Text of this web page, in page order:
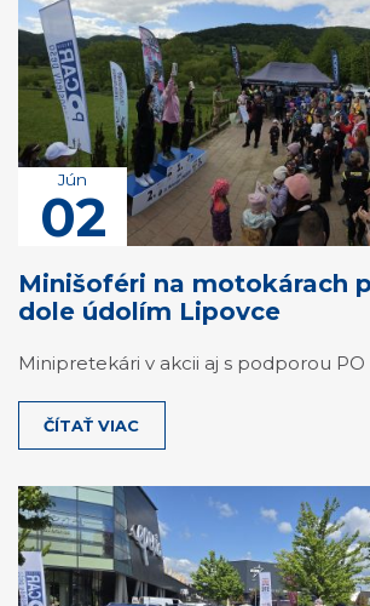
Jún
02
Minišoféri na motokárach
dole údolím Lipovce
Minipretekári v akcii aj s podporou PO
ČÍTAŤ VIAC